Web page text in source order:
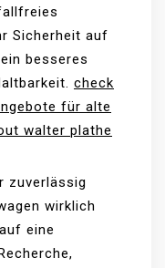
Sicherheit auf
besseres
check
für alte
walter plathe
zuverlässig
wirklich
eine